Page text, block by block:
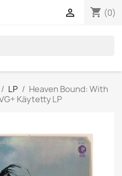
shopping_cart (0)

LP
Heaven Bound: With
Käytetty LP